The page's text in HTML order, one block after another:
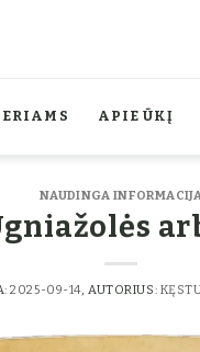
APIE ŪKĮ
NAUDINGA
2025-09-14, AUTORIUS: